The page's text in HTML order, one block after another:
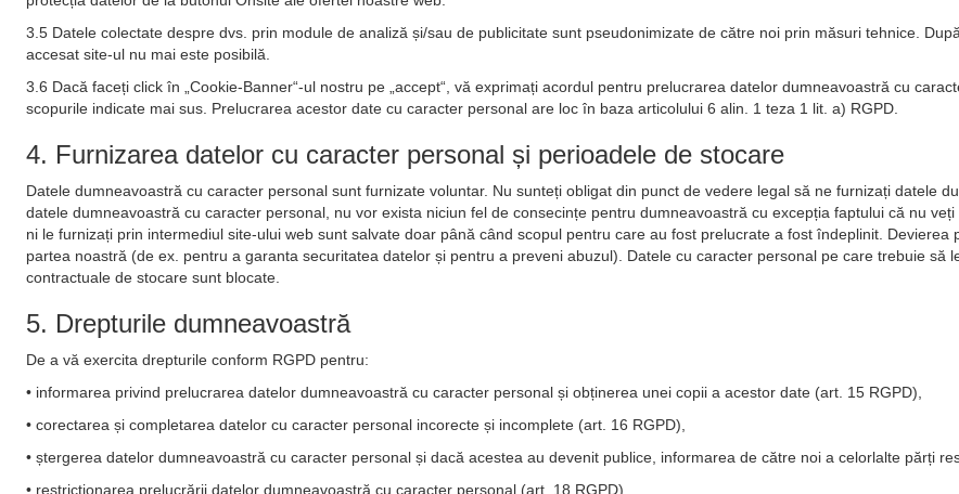
3.5 Datele colectate despre dvs. prin module de analiză și/sau de publicitate sunt pseudonimizate de către noi prin măsuri tehnice.
accesat site-ul nu mai este posibilă.
3.6 Dacă faceți click în „Cookie-Banner“-ul nostru pe „accept“, vă exprimați acordul pentru prelucrarea datelor dumneavoastră cu
scopurile indicate mai sus. Prelucrarea acestor date cu caracter personal are loc în baza articolului 6 alin. 1 teza 1 lit. a) RGPD.
4. Furnizarea datelor cu caracter personal și perioadele de stocare
Datele dumneavoastră cu caracter personal sunt furnizate voluntar. Nu sunteți obligat din punct de vedere legal să ne furnizați datele
datele dumneavoastră cu caracter personal, nu vor exista niciun fel de consecințe pentru dumneavoastră cu excepția faptului că nu
ni le furnizați prin intermediul site-ului web sunt salvate doar până când scopul pentru care au fost prelucrate a fost îndeplinit.
partea noastră (de ex. pentru a garanta securitatea datelor și pentru a preveni abuzul). Datele cu caracter personal pe care trebuie să
contractuale de stocare sunt blocate.
5. Drepturile dumneavoastră
De a vă exercita drepturile conform RGPD pentru:
• informarea privind prelucrarea datelor dumneavoastră cu caracter personal și obținerea unei copii a acestor date (art. 15 RGPD),
• corectarea și completarea datelor cu caracter personal incorecte și incomplete (art. 16 RGPD),
• ștergerea datelor dumneavoastră cu caracter personal și dacă acestea au devenit publice, informarea de către noi a celorlalte părți
• restricționarea prelucrării datelor dumneavoastră cu caracter personal (art. 18 RGPD),